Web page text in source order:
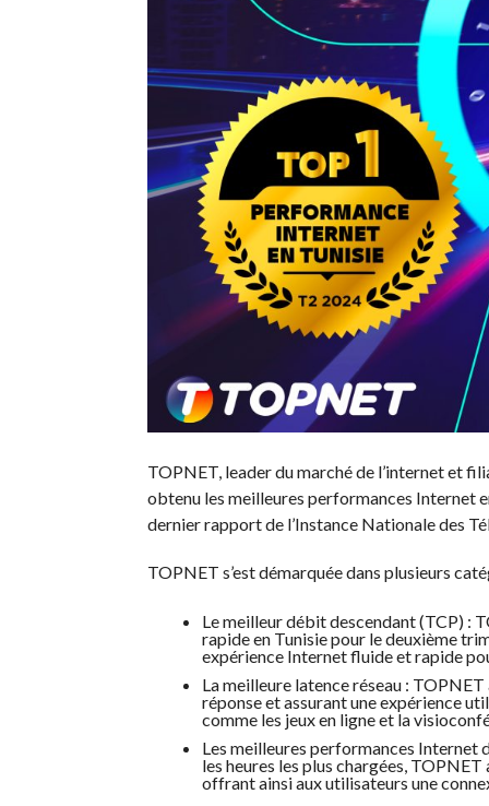
TOPNET, leader du marché de l’internet et
obtenu les meilleures performances Internet
dernier rapport de l’Instance Nationale des
TOPNET s’est démarquée dans plusieurs
Le meilleur débit descendant (TCP) :
rapide en Tunisie pour le deuxième
expérience Internet fluide et rapide
La meilleure latence réseau :
réponse et assurant une expérience
comme les jeux en ligne et la
Les meilleures performances Internet
les heures les plus chargées,
offrant ainsi aux utilisateurs une